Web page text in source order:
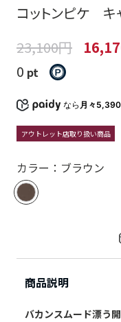
コットンピケ キ
23,100円
0 pt
なら 月々
アウトレット店取り扱い商品
カラー：ブラウン
商品説明
バカンスムード漂う